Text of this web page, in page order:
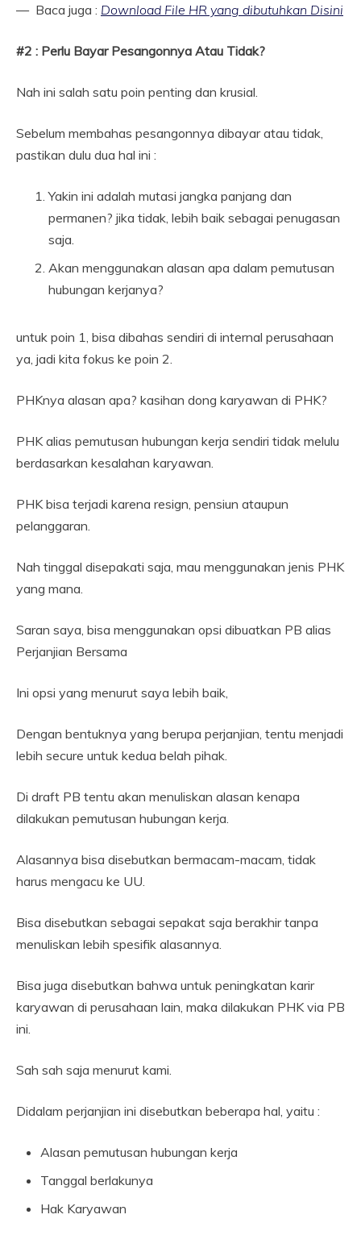
— Baca juga : Download File HR yang dibutuhkan Disini
#2 : Perlu Bayar Pesangonnya Atau Tidak?
Nah ini salah satu poin penting dan krusial.
Sebelum membahas pesangonnya dibayar atau tidak,
pastikan dulu dua hal ini :
Yakin ini adalah mutasi jangka panjang dan
permanen? jika tidak, lebih baik sebagai penugasan
saja.
Akan menggunakan alasan apa dalam pemutusan
hubungan kerjanya?
untuk poin 1, bisa dibahas sendiri di internal perusahaan
ya, jadi kita fokus ke poin 2.
PHKnya alasan apa? kasihan dong karyawan di PHK?
PHK alias pemutusan hubungan kerja sendiri tidak melulu
berdasarkan kesalahan karyawan.
PHK bisa terjadi karena resign, pensiun ataupun
pelanggaran.
Nah tinggal disepakati saja, mau menggunakan jenis PHK
yang mana.
Saran saya, bisa menggunakan opsi dibuatkan PB alias
Perjanjian Bersama
Ini opsi yang menurut saya lebih baik,
Dengan bentuknya yang berupa perjanjian, tentu menjadi
lebih secure untuk kedua belah pihak.
Di draft PB tentu akan menuliskan alasan kenapa
dilakukan pemutusan hubungan kerja.
Alasannya bisa disebutkan bermacam-macam, tidak
harus mengacu ke UU.
Bisa disebutkan sebagai sepakat saja berakhir tanpa
menuliskan lebih spesifik alasannya.
Bisa juga disebutkan bahwa untuk peningkatan karir
karyawan di perusahaan lain, maka dilakukan PHK via PB
ini.
Sah sah saja menurut kami.
Didalam perjanjian ini disebutkan beberapa hal, yaitu :
Alasan pemutusan hubungan kerja
Tanggal berlakunya
Hak Karyawan